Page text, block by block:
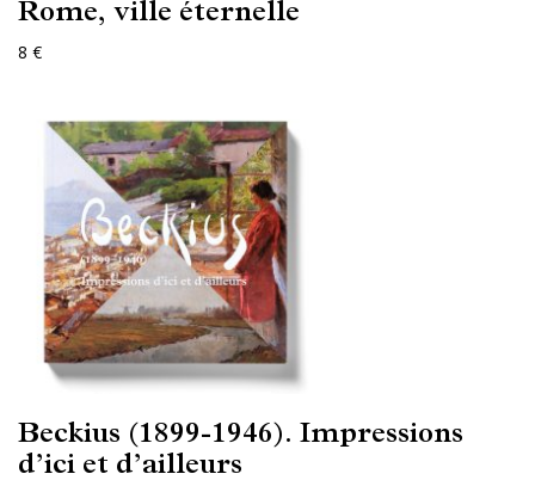
Rome, ville éternelle
8 €
Beckius (1899-1946). Impressions
d’ici et d’ailleurs